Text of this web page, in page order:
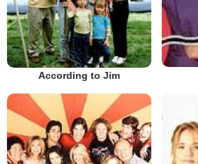
According to Jim